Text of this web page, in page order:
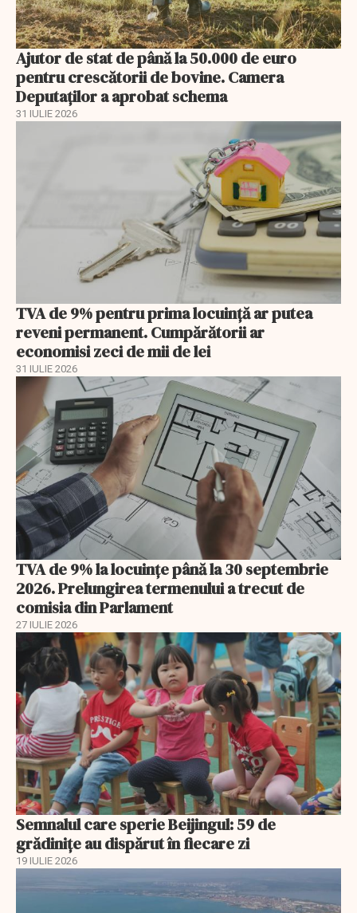
Ajutor de stat de până la 50.000 de euro
pentru crescătorii de bovine. Camera
Deputaților a aprobat schema
31 IULIE 2026
TVA de 9% pentru prima locuință ar putea
reveni permanent. Cumpărătorii ar
economisi zeci de mii de lei
31 IULIE 2026
TVA de 9% la locuințe până la 30 septembrie
2026. Prelungirea termenului a trecut de
comisia din Parlament
27 IULIE 2026
Semnalul care sperie Beijingul: 59 de
grădinițe au dispărut în fiecare zi
19 IULIE 2026